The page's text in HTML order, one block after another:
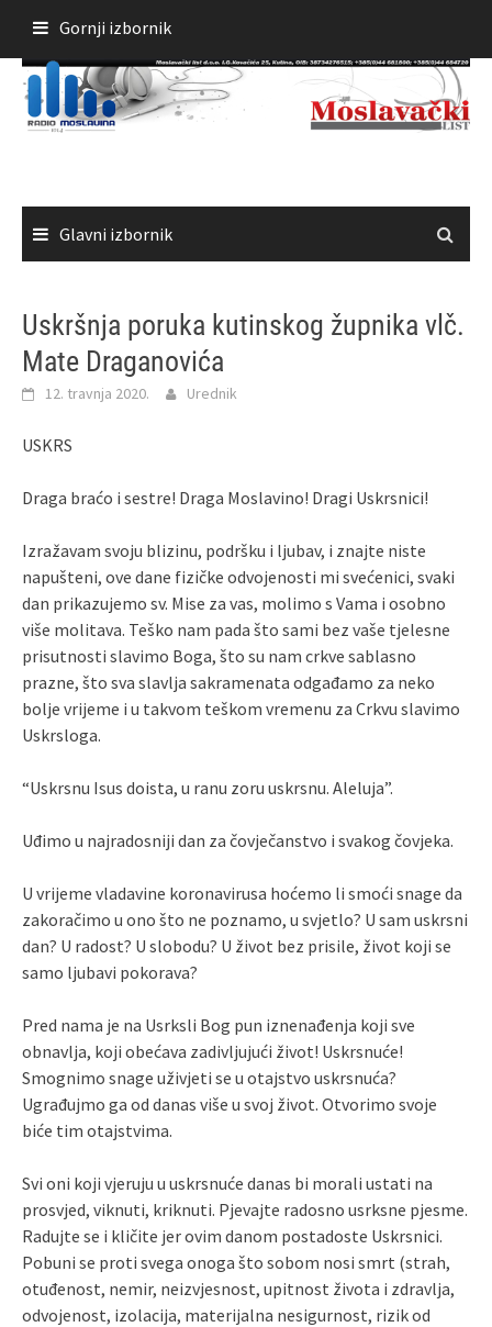
sadržaja
Gornji izbornik
Glavni izbornik
Uskršnja poruka kutinskog župnika vlč.
Mate Draganovića
12. travnja 2020. Urednik
USKRS
Draga braćo i sestre! Draga Moslavino! Dragi Uskrsnici!
Izražavam svoju blizinu, podršku i ljubav, i znajte niste
napušteni, ove dane fizičke odvojenosti mi svećenici, svaki
dan prikazujemo sv. Mise za vas, molimo s Vama i osobno
više molitava. Teško nam pada što sami bez vaše tjelesne
prisutnosti slavimo Boga, što su nam crkve sablasno
prazne, što sva slavlja sakramenata odgađamo za neko
bolje vrijeme i u takvom teškom vremenu za Crkvu slavimo
Uskrsloga.
“Uskrsnu Isus doista, u ranu zoru uskrsnu. Aleluja”.
Uđimo u najradosniji dan za čovječanstvo i svakog čovjeka.
U vrijeme vladavine koronavirusa hoćemo li smoći snage da
zakoračimo u ono što ne poznamo, u svjetlo? U sam uskrsni
dan? U radost? U slobodu? U život bez prisile, život koji se
samo ljubavi pokorava?
Pred nama je na Usrksli Bog pun iznenađenja koji sve
obnavlja, koji obećava zadivljujući život! Uskrsnuće!
Smognimo snage uživjeti se u otajstvo uskrsnuća?
Ugrađujmo ga od danas više u svoj život. Otvorimo svoje
biće tim otajstvima.
Svi oni koji vjeruju u uskrsnuće danas bi morali ustati na
prosvjed, viknuti, kriknuti. Pjevajte radosno usrksne pjesme.
Radujte se i kličite jer ovim danom postadoste Uskrsnici.
Pobuni se proti svega onoga što sobom nosi smrt (strah,
otuđenost, nemir, neizvjesnost, upitnost života i zdravlja,
odvojenost, izolacija, materijalna nesigurnost, rizik od